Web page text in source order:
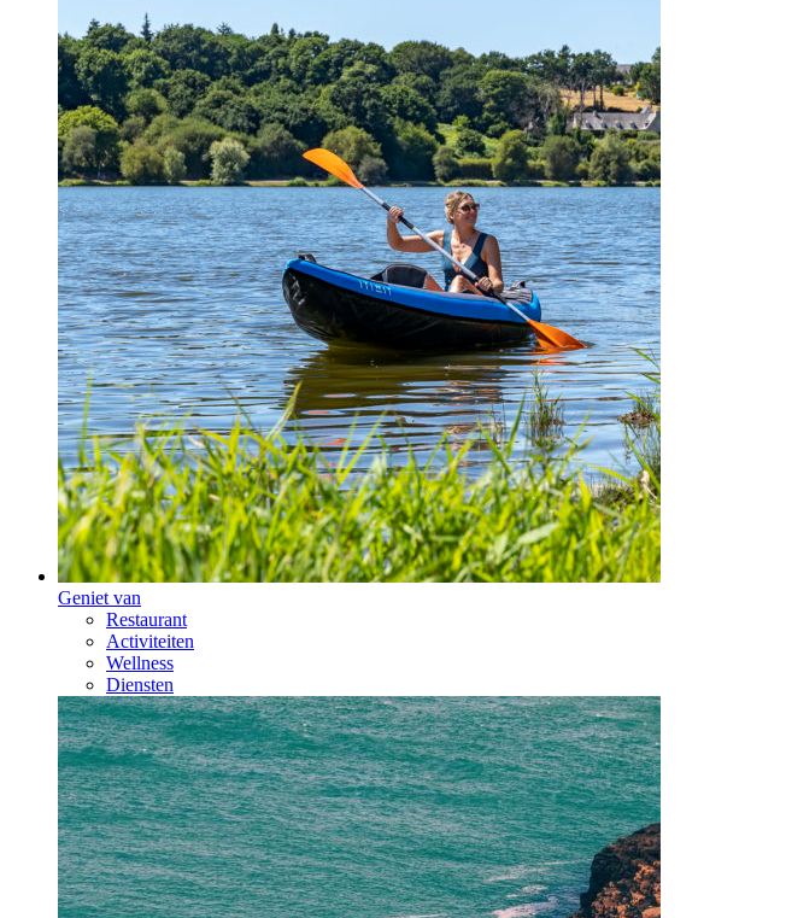
Geniet van
Restaurant
Activiteiten
Wellness
Diensten